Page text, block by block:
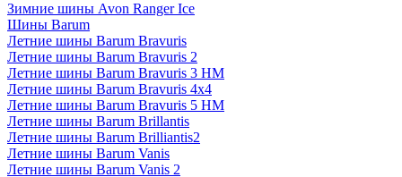
Зимние шины Avon Ranger Ice
Шины Barum
Летние шины Barum Bravuris
Летние шины Barum Bravuris 2
Летние шины Barum Bravuris 3 HM
Летние шины Barum Bravuris 4х4
Летние шины Barum Bravuris 5 HM
Летние шины Barum Brillantis
Летние шины Barum Brilliantis2
Летние шины Barum Vanis
Летние шины Barum Vanis 2